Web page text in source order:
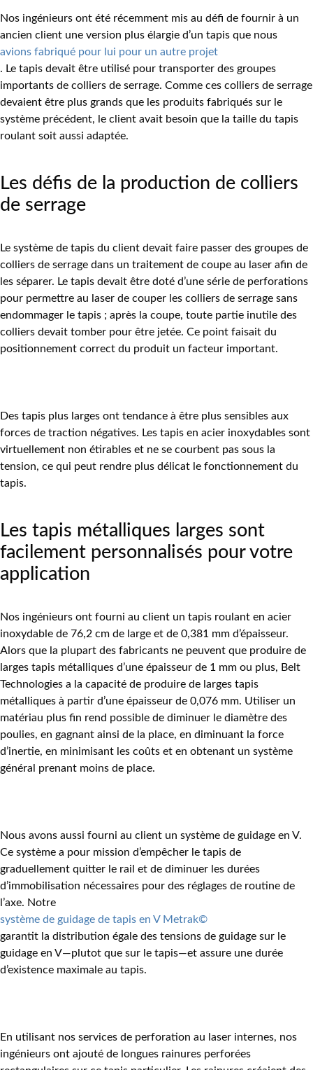
Nos ingénieurs ont été récemment mis au défi de fournir à un
ancien client une version plus élargie d’un tapis que nous
avions fabriqué pour lui pour un autre projet
. Le tapis devait être utilisé pour transporter des groupes
importants de colliers de serrage. Comme ces colliers de serrage
devaient être plus grands que les produits fabriqués sur le
système précédent, le client avait besoin que la taille du tapis
roulant soit aussi adaptée.
Les défis de la production de colliers
de serrage
Le système de tapis du client devait faire passer des groupes de
colliers de serrage dans un traitement de coupe au laser afin de
les séparer. Le tapis devait être doté d’une série de perforations
pour permettre au laser de couper les colliers de serrage sans
endommager le tapis ; après la coupe, toute partie inutile des
colliers devait tomber pour être jetée. Ce point faisait du
positionnement correct du produit un facteur important.
Des tapis plus larges ont tendance à être plus sensibles aux
forces de traction négatives. Les tapis en acier inoxydables sont
virtuellement non étirables et ne se courbent pas sous la
tension, ce qui peut rendre plus délicat le fonctionnement du
tapis.
Les tapis métalliques larges sont
facilement personnalisés pour votre
application
Nos ingénieurs ont fourni au client un tapis roulant en acier
inoxydable de 76,2 cm de large et de 0,381 mm d’épaisseur.
Alors que la plupart des fabricants ne peuvent que produire de
larges tapis métalliques d’une épaisseur de 1 mm ou plus, Belt
Technologies a la capacité de produire de larges tapis
métalliques à partir d’une épaisseur de 0,076 mm. Utiliser un
matériau plus fin rend possible de diminuer le diamètre des
poulies, en gagnant ainsi de la place, en diminuant la force
d’inertie, en minimisant les coûts et en obtenant un système
général prenant moins de place.
Nous avons aussi fourni au client un système de guidage en V.
Ce système a pour mission d’empêcher le tapis de
graduellement quitter le rail et de diminuer les durées
d’immobilisation nécessaires pour des réglages de routine de
l’axe. Notre
système de guidage de tapis en V Metrak©
garantit la distribution égale des tensions de guidage sur le
guidage en V—plutot que sur le tapis—et assure une durée
d’existence maximale au tapis.
En utilisant nos services de perforation au laser internes, nos
ingénieurs ont ajouté de longues rainures perforées